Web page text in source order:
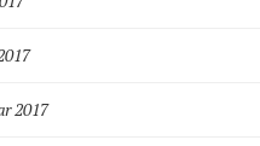
2017